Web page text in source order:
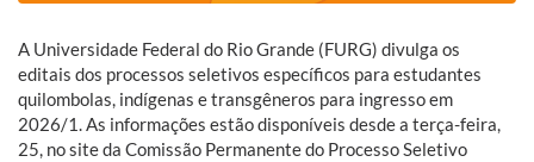
A Universidade Federal do Rio Grande (FURG) divulga os
editais dos processos seletivos específicos para estudantes
quilombolas, indígenas e transgêneros para ingresso em
2026/1. As informações estão disponíveis desde a terça-feira,
25, no site da Comissão Permanente do Processo Seletivo